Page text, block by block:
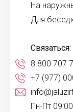
На
Для
Связаться:
8 800 707
+7 (977)
Пн-Пт